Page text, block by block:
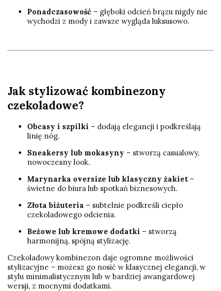
Ponadczasowość – głęboki odcień brązu nigdy nie
wychodzi z mody i zawsze wygląda luksusowo.
Jak stylizować kombinezony
czekoladowe?
Obcasy i szpilki – dodają elegancji i podkreślają
linię nóg.
Sneakersy lub mokasyny – stworzą casualowy,
nowoczesny look.
Marynarka oversize lub klasyczny żakiet –
świetne do biura lub spotkań biznesowych.
Złota biżuteria – subtelnie podkreśli ciepło
czekoladowego odcienia.
Beżowe lub kremowe dodatki – stworzą
harmonijną, spójną stylizację.
Czekoladowy kombinezon daje ogromne możliwości
stylizacyjne – możesz go nosić w klasycznej elegancji, w
stylu minimalistycznym lub w bardziej awangardowej
wersji, z mocnymi dodatkami.